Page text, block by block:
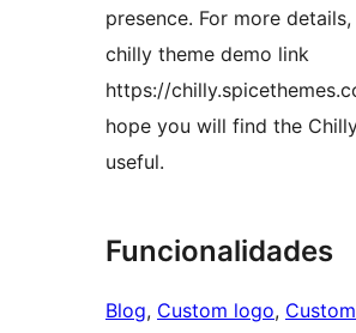
presence. For more
chilly theme demo link
https://
hope you will find the
useful.
Funcionalidades
Blog, Custom logo,